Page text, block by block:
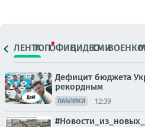
ЛЕНТАТОПОФИЦ.ВИДЕОСМИ
Дефицит бюджета
рекордным
ПАБЛИКИ 12:39